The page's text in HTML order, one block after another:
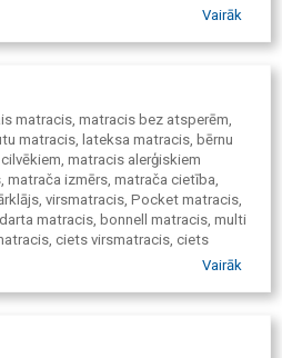
Vairāk
matracis, matracis bez atsperēm,
matracis, lateksa matracis, bērnu
matracis alerģiskiem
izmērs, matrača cietība,
virsmatracis, Pocket matracis,
matracis, bonnell matracis, multi
ciets virsmatracis, ciets
mīkstas gultas, bērnu gultas, dīvāni,
kakla spilvens, miega piederumi,
veselīgs miegs, bezmiegs,
Vairāk